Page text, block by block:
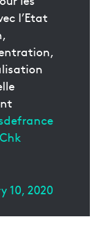
l’Etat
10, 2020